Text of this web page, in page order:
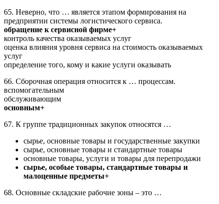
65. Неверно, что … является этапом формирования на
предприятии системы логистического сервиса.
обращение к сервисной фирме+
контроль качества оказываемых услуг
оценка влияния уровня сервиса на стоимость оказываемых
услуг
определение того, кому и какие услуги оказывать
66. Сборочная операция относится к … процессам.
вспомогательным
обслуживающим
основным+
67. К группе традиционных закупок относятся …
сырье, основные товары и государственные закупки
сырье, основные товары и стандартные товары
основные товары, услуги и товары для перепродажи
сырье, особые товары, стандартные товары и
малоценные предметы+
68. Основные складские рабочие зоны – это …